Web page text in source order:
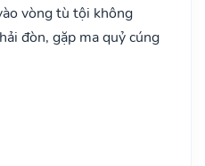
vòng tù tội không
đòn, gặp ma quỷ cúng